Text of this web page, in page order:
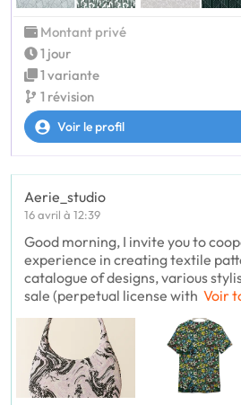
Montant privé
1 jour
1 variante
1 révision
Voir le profil
Aerie_studio
16 avril à 12:39
Good morning, I invite you to
experience in creating textile
catalogue of designs, various
sale (perpetual license with Voir